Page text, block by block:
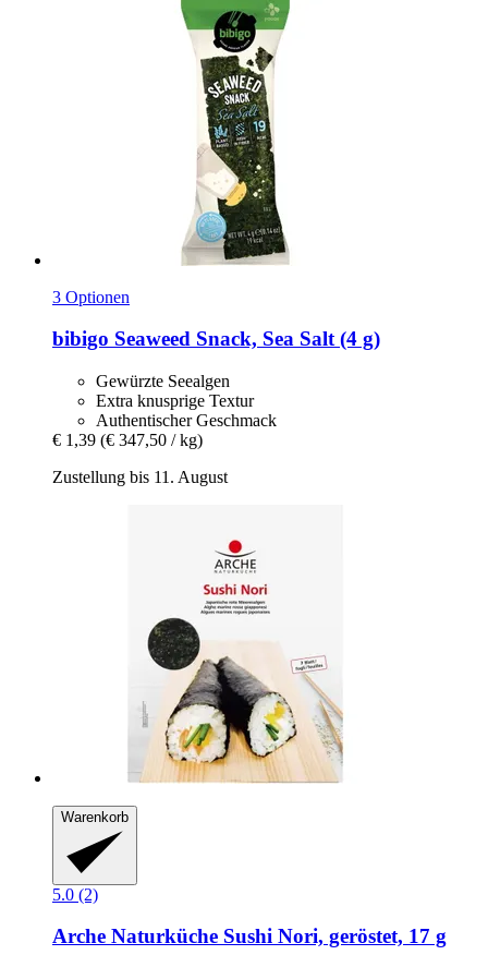
3 Optionen
bibigo Seaweed Snack, Sea Salt (4 g)
Gewürzte Seealgen
Extra knusprige Textur
Authentischer Geschmack
€ 1,39 (€ 347,50 / kg)
Zustellung bis 11. August
Warenkorb
5.0 (2)
Arche Naturküche Sushi Nori, geröstet, 17 g